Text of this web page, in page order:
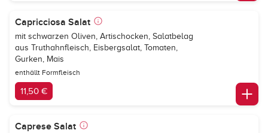
Capricciosa Salat
mit schwarzen Oliven, Artischocken, Salatbelag
aus Truthahnfleisch, Eisbergsalat, Tomaten,
Gurken, Mais
enthällt Formfleisch
11,50 €
Caprese Salat